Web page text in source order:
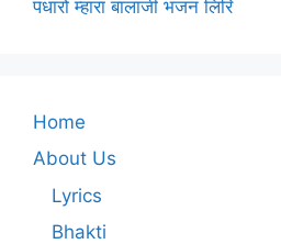
पधारो म्हारा बालाजी भजन लिरि
Home
About Us
Lyrics
Bhakti